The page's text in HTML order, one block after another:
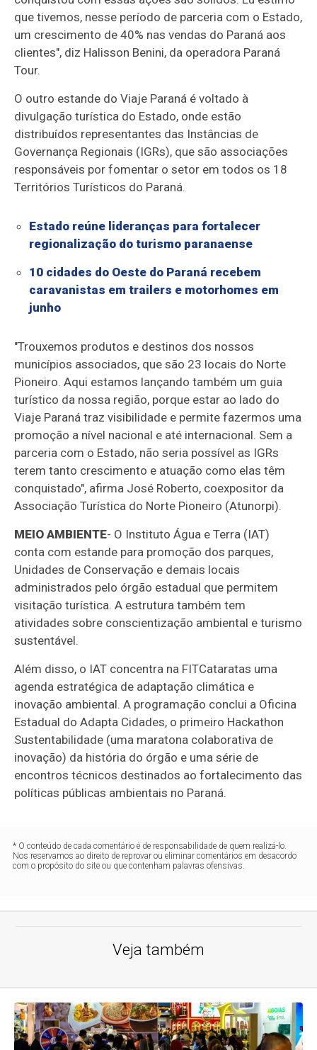
que tivemos, nesse período de parceria com o Estado,
um crescimento de 40% nas vendas do Paraná aos
clientes", diz Halisson Benini, da operadora Paraná
Tour.
O outro estande do Viaje Paraná é voltado à
divulgação turística do Estado, onde estão
distribuídos representantes das Instâncias de
Governança Regionais (IGRs), que são associações
responsáveis por fomentar o setor em todos os 18
Territórios Turísticos do Paraná.
Estado reúne lideranças para fortalecer
regionalização do turismo paranaense
10 cidades do Oeste do Paraná recebem
caravanistas em trailers e motorhomes em
junho
"Trouxemos produtos e destinos dos nossos
municípios associados, que são 23 locais do Norte
Pioneiro. Aqui estamos lançando também um guia
turístico da nossa região, porque estar ao lado do
Viaje Paraná traz visibilidade e permite fazermos uma
promoção a nível nacional e até internacional. Sem a
parceria com o Estado, não seria possível as IGRs
terem tanto crescimento e atuação como elas têm
conquistado", afirma José Roberto, coexpositor da
Associação Turística do Norte Pioneiro (Atunorpi).
MEIO AMBIENTE- O Instituto Água e Terra (IAT)
conta com estande para promoção dos parques,
Unidades de Conservação e demais locais
administrados pelo órgão estadual que permitem
visitação turística. A estrutura também tem
atividades sobre conscientização ambiental e turismo
sustentável.
Além disso, o IAT concentra na FITCataratas uma
agenda estratégica de adaptação climática e
inovação ambiental. A programação conclui a Oficina
Estadual do Adapta Cidades, o primeiro Hackathon
Sustentabilidade (uma maratona colaborativa de
inovação) da história do órgão e uma série de
encontros técnicos destinados ao fortalecimento das
políticas públicas ambientais no Paraná.
* O conteúdo de cada comentário é de responsabilidade de quem realizá-lo.
Nos reservamos ao direito de reprovar ou eliminar comentários em desacordo
com o propósito do site ou que contenham palavras ofensivas.
Veja também